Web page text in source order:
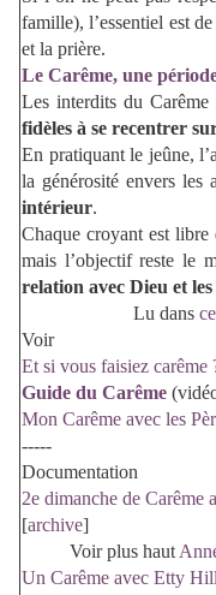
famille), l’essentiel est
et la prière.
Le Carême, une
Les interdits du
fidèles à se recentrer
En pratiquant le jeûne,
la générosité envers
intérieur.
Chaque croyant est libre
mais l’objectif reste le
relation avec Dieu et
Lu dans
Voir
Et si vous faisiez carême
Guide du Carême
Mon Carême avec les
-----
Documentation
2e dimanche de Carême
[archive]
Voir plus haut
Un Carême avec Etty